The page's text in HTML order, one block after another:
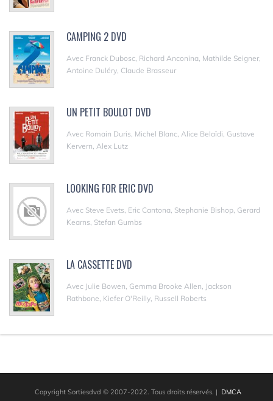
CAMPING 2 DVD
Avec Franck Dubosc, Richard Anconina, Mathilde Seigner,
Antoine Duléry, Claude Brasseur
UN PETIT BOULOT DVD
Avec Romain Duris, Michel Blanc, Alice Belaïdi, Gustave
Kervern, Alex Lutz
LOOKING FOR ERIC DVD
Avec Steve Evets, Eric Cantona, Stephanie Bishop, Gerard
Kearns, Stefan Gumbs
LA CASSETTE DVD
Avec Julie Bowen, Gemma Brooke Allen, Jackson
Rathbone, Kiefer O'Reilly, Russell Roberts
Copyright Sortiesdvd © 2007-2022. Tous droits réservés. | DMCA